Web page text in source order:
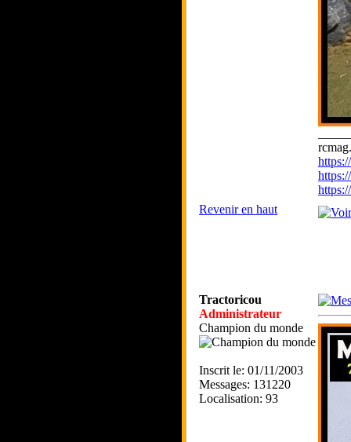
Revenir en haut
Tractoricou
Administrateur
Champion du monde
Inscrit le: 01/11/2003
Messages: 131220
Localisation: 93